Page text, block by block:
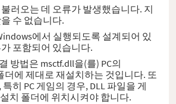
러오는 데 오류가 발생했습니다. 지
수 없습니다.
에서 실행되도록 설계되어 있
포함되어 있습니다.
방법은 msctf.dll을(를) PC의
더에 제대로 재설치하는 것입니다. 또
히 PC 게임의 경우, DLL 파일을 게
치 폴더에 위치시켜야 합니다.